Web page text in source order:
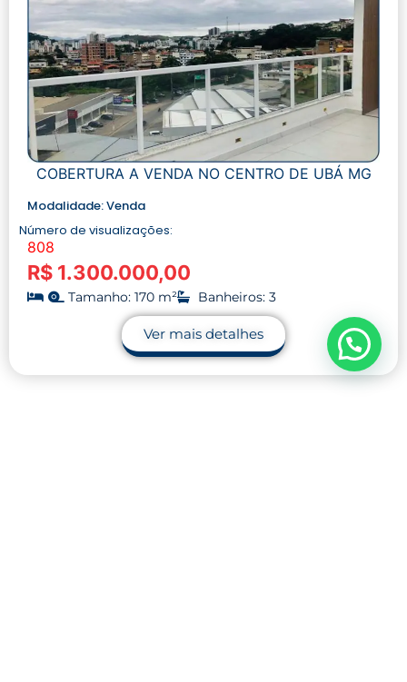
COBERTURA A VENDA NO CENTRO DE UBÁ MG
Modalidade:Venda
Número de visualizações:
808
R$ 1.300.000,00
Tamanho: 170 m² Banheiros: 3
Ver mais detalhes